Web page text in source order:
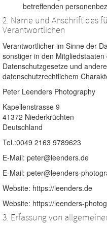
betreffenden
2. Name und Anschrift des
Verantwortlichen
Verantwortlicher im Sinne der
sonstiger in den
Datenschutzgesetze und
datenschutzrechtlichem
Peter Leenders Photography
Kapellenstrasse 9
41372 Niederkrüchten
Deutschland
Tel.:0049 2163 9789623
E-Mail: peter@leenders.de
E-Mail: peter@leenders-
Website: https://leenders.de
Website: https://leenders-
3. Erfassung von